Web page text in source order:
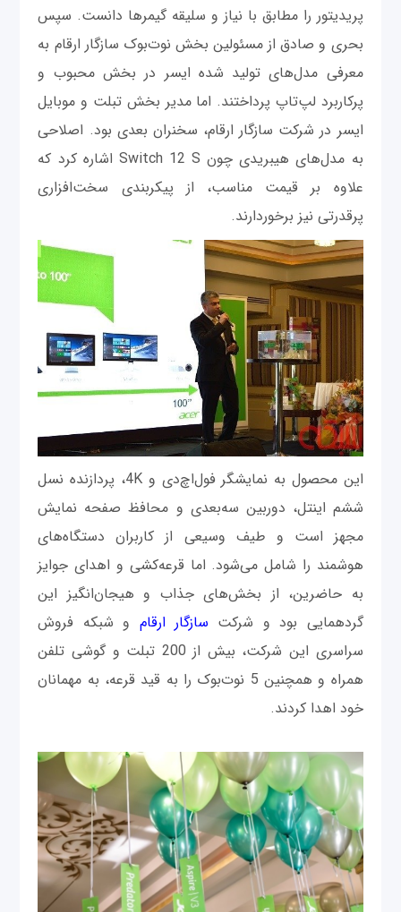
پریدیتور را مطابق با نیاز و سلیقه گیمرها دانست. سپس
بحری و صادق از مسئولین بخش نوت‌بوک سازگار ارقام به
معرفی مدل‌‌های تولید شده ایسر در بخش محبوب و
پرکاربرد لپ‌تاپ پرداختند. اما مدیر بخش تبلت و موبایل
ایسر در شرکت سازگار ارقام، سخنران بعدی بود. اصلاحی
به مدل‌های هیبریدی چون Switch 12 S اشاره کرد که
علاوه بر قیمت مناسب، از پیکربندی سخت‌‌افزاری
پرقدرتی نیز برخوردارند.
این محصول به نمایشگر فول‌اچ‌دی و 4K، پردازنده‌ نسل
ششم اینتل، دوربین سه‌بعدی و محافظ صفحه نمایش
مجهز است و طیف وسیعی از کاربران دستگاه‌‌های
هوشمند را شامل می‌شود. اما قرعه‌کشی و اهدای جوایز
به حاضرین، از بخش‌های جذاب و هیجان‌انگیز این
گردهمایی بود و شرکت سازگار ارقام و شبکه فروش
سراسری این شرکت، بیش از 200 تبلت و گوشی تلفن
همراه و همچنین 5 نوت‌بوک را به قید قرعه، به مهمانان
خود اهدا کردند.